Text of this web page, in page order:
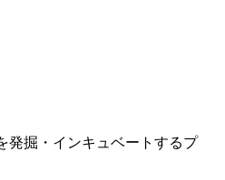
発掘・インキュベートするプ